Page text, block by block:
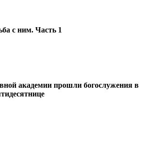
с ним. Часть 1
академии прошли богослужения в